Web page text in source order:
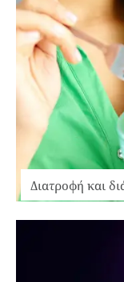
Διατροφή και